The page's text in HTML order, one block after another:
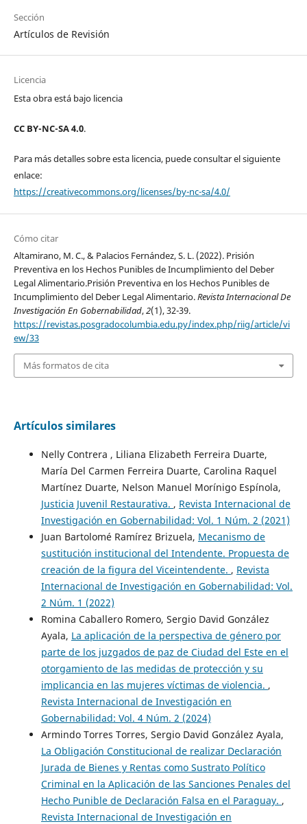
Sección
Artículos de Revisión
Licencia
Esta obra está bajo licencia
CC BY-NC-SA 4.0.
Para más detalles sobre esta licencia, puede consultar el siguiente
enlace:
https://creativecommons.org/licenses/by-nc-sa/4.0/
Cómo citar
Altamirano, M. C., & Palacios Fernández, S. L. (2022). Prisión
Preventiva en los Hechos Punibles de Incumplimiento del Deber
Legal Alimentario.Prisión Preventiva en los Hechos Punibles de
Incumplimiento del Deber Legal Alimentario.Revista Internacional De
Investigación En Gobernabilidad,2(1), 32-39.
https://revistas.posgradocolumbia.edu.py/index.php/riig/article/vi
ew/33
Más formatos de cita
Artículos similares
Nelly Contrera , Liliana Elizabeth Ferreira Duarte,
María Del Carmen Ferreira Duarte, Carolina Raquel
Martínez Duarte, Nelson Manuel Morínigo Espínola,
Justicia Juvenil Restaurativa. , Revista Internacional de
Investigación en Gobernabilidad: Vol. 1 Núm. 2 (2021)
Juan Bartolomé Ramírez Brizuela, Mecanismo de
sustitución institucional del Intendente. Propuesta de
creación de la figura del Viceintendente. , Revista
Internacional de Investigación en Gobernabilidad: Vol.
2 Núm. 1 (2022)
Romina Caballero Romero, Sergio David González
Ayala, La aplicación de la perspectiva de género por
parte de los juzgados de paz de Ciudad del Este en el
otorgamiento de las medidas de protección y su
implicancia en las mujeres víctimas de violencia. ,
Revista Internacional de Investigación en
Gobernabilidad: Vol. 4 Núm. 2 (2024)
Armindo Torres Torres, Sergio David González Ayala,
La Obligación Constitucional de realizar Declaración
Jurada de Bienes y Rentas como Sustrato Político
Criminal en la Aplicación de las Sanciones Penales del
Hecho Punible de Declaración Falsa en el Paraguay. ,
Revista Internacional de Investigación en